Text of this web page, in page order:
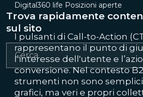
Digital360 life Posizioni aperte
Trova rapidamente
sul sito
I pulsanti di Call-to-Action
rappresentano il punto di
l’interesse dell'utente e
conversione. Nel contesto
strumenti non sono
grafici, ma veri e propri